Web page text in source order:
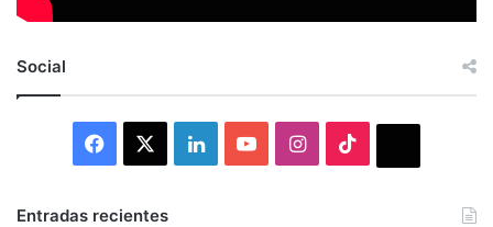
Social
Facebook LinkedInYouTubeInstagram
Entradas recientes